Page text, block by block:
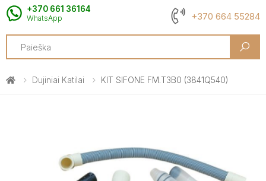
+370 661 36164
WhatsApp +370 664 55284
Search
Dujiniai Katilai KIT SIFONE FM.T3B0 (3841Q540)